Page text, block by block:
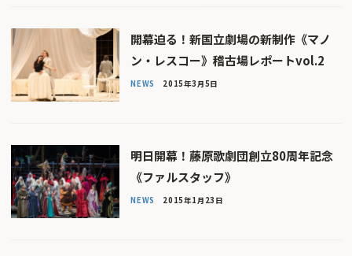
開幕迫る！新国立劇場の新制作《マノ
ン・レスコー》稽古場レポートvol.2
NEWS 2015年3月5日
明日開幕！藤原歌劇団創立80周年記念
《ファルスタッフ》
NEWS 2015年1月23日